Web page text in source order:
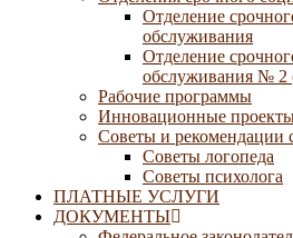
Отделение
обслуживания
Отделение
обслуживания № 2
Рабочие программы
Инновационные
Советы и рекомендации
Советы логопеда
Советы психолога
ПЛАТНЫЕ УСЛУГИ
ДОКУМЕНТЫ